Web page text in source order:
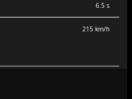
6.5 s
215 km/h